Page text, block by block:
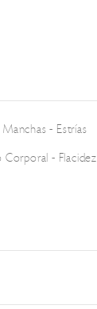
- Estrías
- Flacidez